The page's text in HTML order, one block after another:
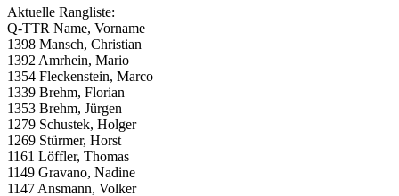
Aktuelle Rangliste:
Q-TTR Name, Vorname
1398 Mansch, Christian
1392 Amrhein, Mario
1354 Fleckenstein, Marco
1339 Brehm, Florian
1353 Brehm, Jürgen
1279 Schustek, Holger
1269 Stürmer, Horst
1161 Löffler, Thomas
1149 Gravano, Nadine
1147 Ansmann, Volker